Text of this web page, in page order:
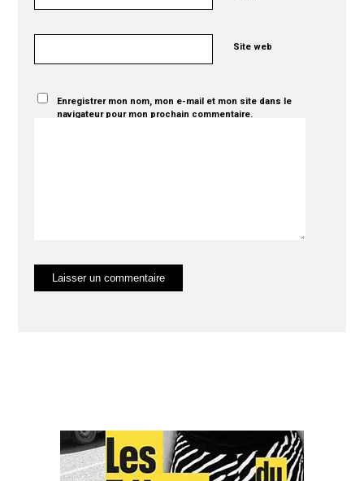
Site web
Enregistrer mon nom, mon e-mail et mon site dans le
navigateur pour mon prochain commentaire.